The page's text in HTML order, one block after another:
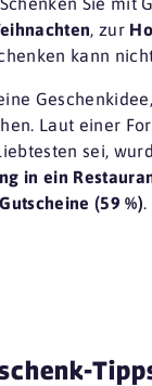
, zur
kann
Geschenkidee
Laut einer
sei,
in ein
(59 %).